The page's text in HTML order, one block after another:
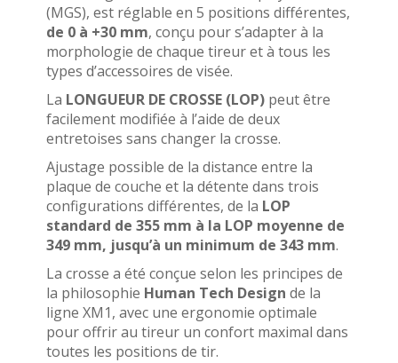
(MGS), est réglable en 5 positions différentes,
de 0 à +30 mm, conçu pour s’adapter à la
morphologie de chaque tireur et à tous les
types d’accessoires de visée.
La LONGUEUR DE CROSSE (LOP)peut être
facilement modifiée à l’aide de deux
entretoises sans changer la crosse.
Ajustage possible de la distance entre la
plaque de couche et la détente dans trois
configurations différentes, de la LOP
standard de 355 mm à la LOP moyenne de
349 mm, jusqu’à un minimum de 343 mm.
La crosse a été conçue selon les principes de
la philosophie Human Tech Design de la
ligne XM1, avec une ergonomie optimale
pour offrir au tireur un confort maximal dans
toutes les positions de tir.